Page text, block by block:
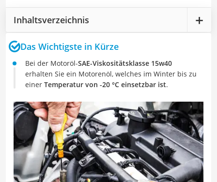
Inhaltsverzeichnis
Das Wichtigste in Kürze
Bei der Motoröl-SAE-Viskositätsklasse 15w40
erhalten Sie ein Motorenöl, welches im Winter bis zu
einer Temperatur von -20 °C einsetzbar ist.